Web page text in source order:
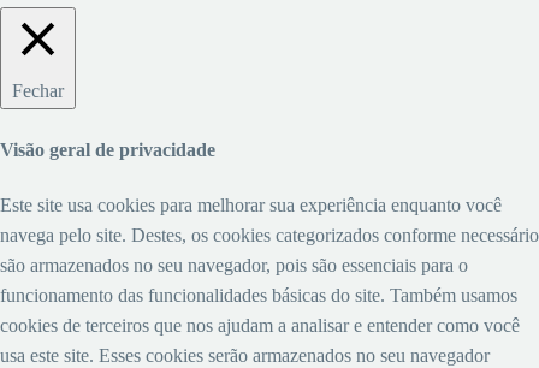
Fechar
Visão geral de privacidade
Este site usa cookies para melhorar sua experiência enquanto você
navega pelo site. Destes, os cookies categorizados conforme necessário
são armazenados no seu navegador, pois são essenciais para o
funcionamento das funcionalidades básicas do site. Também usamos
cookies de terceiros que nos ajudam a analisar e entender como você
usa este site. Esses cookies serão armazenados no seu navegador